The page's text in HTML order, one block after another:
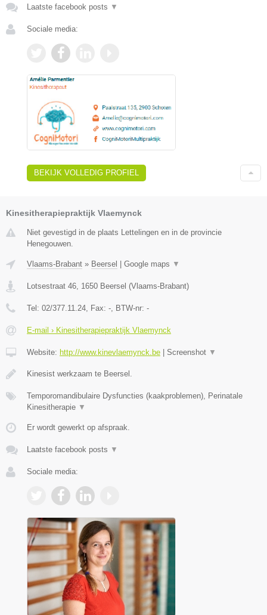
Laatste facebook posts ▼
Sociale media:
BEKIJK VOLLEDIG PROFIEL
Kinesitherapiepraktijk Vlaemynck
Niet gevestigd in de plaats Lettelingen en in de provincie
Henegouwen.
Vlaams-Brabant » Beersel Google maps ▼
Lotsestraat 46 1650 Beersel (Vlaams-Brabant)
Tel: 02/377.11.24 , Fax: - , BTW-nr: -
E-mail › Kinesitherapiepraktijk Vlaemynck
Website: http://www.kinevlaemynck.be Screenshot ▼
Kinesist werkzaam te Beersel.
Temporomandibulaire Dysfuncties (kaakproblemen), Perinatale
Kinesitherapie ▼
Er wordt gewerkt op afspraak.
Laatste facebook posts ▼
Sociale media: